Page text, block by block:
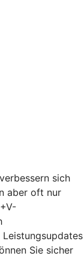
sich
aber oft nur
Leistungsupdates
Sie sicher